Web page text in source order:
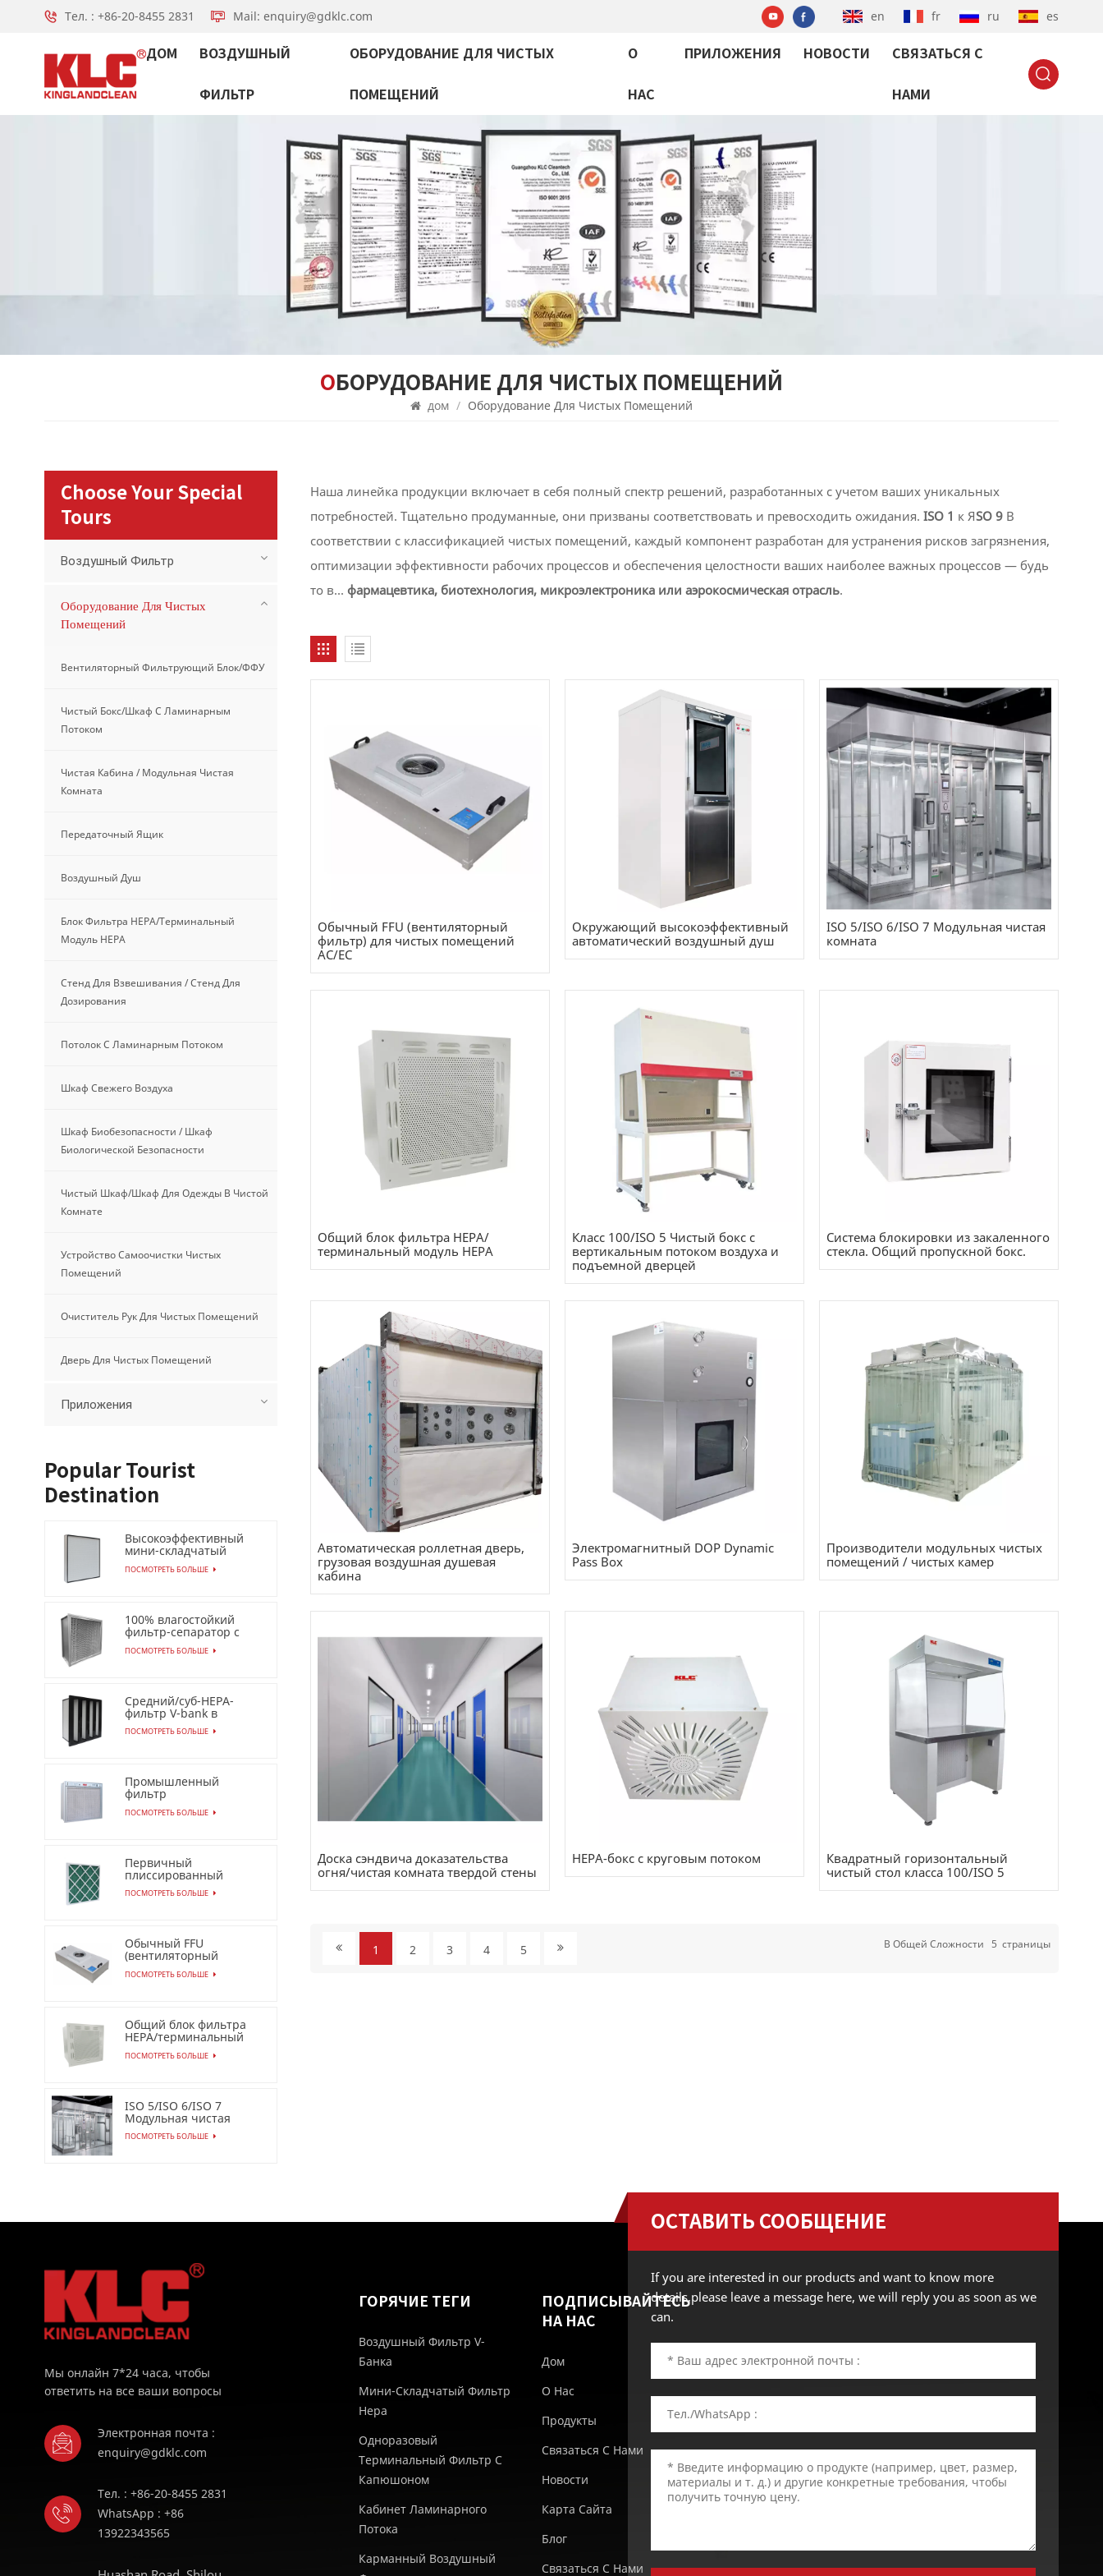
Тел. : +86-20-8455 2831 Mail: enquiry@gdklc.com en fr ru es
ДОМ ВОЗДУШНЫЙ
ФИЛЬТР
ОБОРУДОВАНИЕ ДЛЯ ЧИСТЫХ
ПОМЕЩЕНИЙ
О
НАС
ПРИЛОЖЕНИЯ НОВОСТИ СВЯЗАТЬСЯ С
НАМИ
ОБОРУДОВАНИЕ ДЛЯ ЧИСТЫХ ПОМЕЩЕНИЙ
дом / Оборудование Для Чистых Помещений
Наша линейка продукции включает в себя полный спектр решений, разработанных с учетом ваших уникальных
потребностей. Тщательно продуманные, они призваны соответствовать и превосходить ожидания.ISO 1 к ЯSO 9 В
соответствии с классификацией чистых помещений, каждый компонент разработан для устранения рисков загрязнения,
оптимизации эффективности рабочих процессов и обеспечения целостности ваших наиболее важных процессов — будь
то в...фармацевтика, биотехнология, микроэлектроника или аэрокосмическая отрасль.
Обычный FFU (вентиляторный
фильтр) для чистых помещений
AC/EC
Окружающий высокоэффективный
автоматический воздушный душ
ISO 5/ISO 6/ISO 7 Модульная чистая
комната
Общий блок фильтра HEPA/
терминальный модуль HEPA
Класс 100/ISO 5 Чистый бокс с
вертикальным потоком воздуха и
подъемной дверцей
Система блокировки из закаленного
стекла. Общий пропускной бокс.
Автоматическая роллетная дверь,
грузовая воздушная душевая
кабина
Электромагнитный DOP Dynamic
Pass Box
Производители модульных чистых
помещений / чистых камер
Доска сэндвича доказательства
огня/чистая комната твердой стены
HEPA-бокс с круговым потоком
Квадратный горизонтальный
чистый стол класса 100/ISO 5
1 2 3 4 5 В Общей Сложности 5 Страницы
Choose Your Special
Tours
Воздушный Фильтр
Оборудование Для Чистых
Помещений
Вентиляторный Фильтрующий Блок/ФФУ
Чистый Бокс/шкаф С Ламинарным
Потоком
Чистая Кабина / Модульная Чистая
Комната
Передаточный Ящик
Воздушный Душ
Блок Фильтра HEPA/терминальный
Модуль HEPA
Стенд Для Взвешивания / Стенд Для
Дозирования
Потолок С Ламинарным Потоком
Шкаф Свежего Воздуха
Шкаф Биобезопасности / Шкаф
Биологической Безопасности
Чистый Шкаф/шкаф Для Одежды В Чистой
Комнате
Устройство Самоочистки Чистых
Помещений
Очиститель Рук Для Чистых Помещений
Дверь Для Чистых Помещений
Приложения
Popular Tourist
Destination
Высокоэффективный
мини-складчатый
фильтр с низким
перепадом давления
ПОСМОТРЕТЬ БОЛЬШЕ
100% влагостойкий
фильтр-сепаратор с
бесконечной
прокладкой
ПОСМОТРЕТЬ БОЛЬШЕ
Средний/суб-HEPA-
фильтр V-bank в
пластиковой рамке
ПОСМОТРЕТЬ БОЛЬШЕ
Промышленный
фильтр
электростатического
осадителя для
ПОСМОТРЕТЬ БОЛЬШЕ
Первичный
плиссированный
воздушный фильтр из
синтетического
применения
ПОСМОТРЕТЬ БОЛЬШЕ
Обычный FFU
(вентиляторный
фильтр) для чистых
помещений AC/EC
ПОСМОТРЕТЬ БОЛЬШЕ
Общий блок фильтра
HEPA/терминальный
модуль HEPA
ПОСМОТРЕТЬ БОЛЬШЕ
ISO 5/ISO 6/ISO 7
Модульная чистая
комната
ПОСМОТРЕТЬ БОЛЬШЕ
Мы онлайн 7*24 часа, чтобы
ответить на все ваши вопросы
Электронная почта :
enquiry@gdklc.com
Тел. : +86-20-8455 2831
WhatsApp : +86
13922343565
ГОРЯЧИЕ ТЕГИ
Воздушный Фильтр V-
Банка
Мини-Складчатый Фильтр
Hepa
Одноразовый
Терминальный Фильтр С
Капюшоном
Кабинет Ламинарного
Потока
Карманный Воздушный
ПОДПИСЫВАЙТЕСЬ
НА НАС
Дом
О Нас
Продукты
Связаться С Нами
Новости
Карта Сайта
Блог
Связаться С Нами
ОСТАВИТЬ СООБЩЕНИЕ
If you are interested in our products and want to know more
details,please leave a message here, we will reply you as soon as we
can.